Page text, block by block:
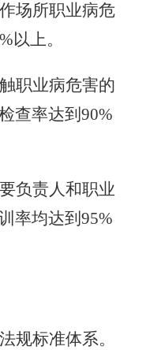
场所职业病危
以上。
职业病危害的
查率达到90%
负责人和职业
率均达到95%
规标准体系。